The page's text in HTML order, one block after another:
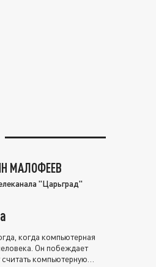
МАЛОФЕЕВ
"Царьград"
когда компьютерная
Он побеждает
компьютерную